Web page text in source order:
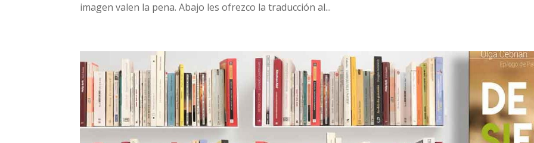
imagen valen la pena. Abajo les ofrezco la traducción al...